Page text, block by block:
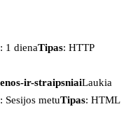
: 1 dienaTipas: HTTP
ir-straipsniaiLaukia
: Sesijos metuTipas: HTML